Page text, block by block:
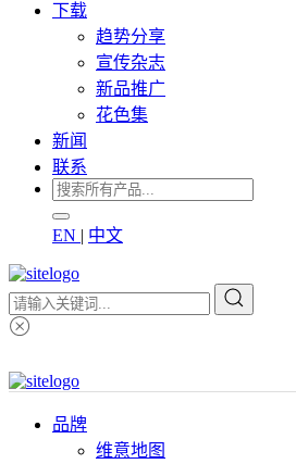
下载
趋势分享
宣传杂志
新品推广
花色集
新闻
联系
EN | 中文
品牌
维意地图